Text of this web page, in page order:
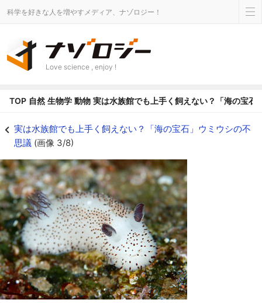
科学を好きな人を増やすメディア、ナゾロジー！
Love science , enjoy !
TOP 自然 生物学 動物 実は水族館でも上手く飼えない？「海の宝石
実は水族館でも上手く飼えない？「海の宝石」ウミウシの不
思議 (画像 3/8)